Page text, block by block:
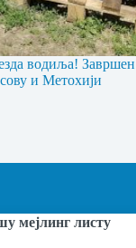
водиља!
и Метохији
мејлинг листу